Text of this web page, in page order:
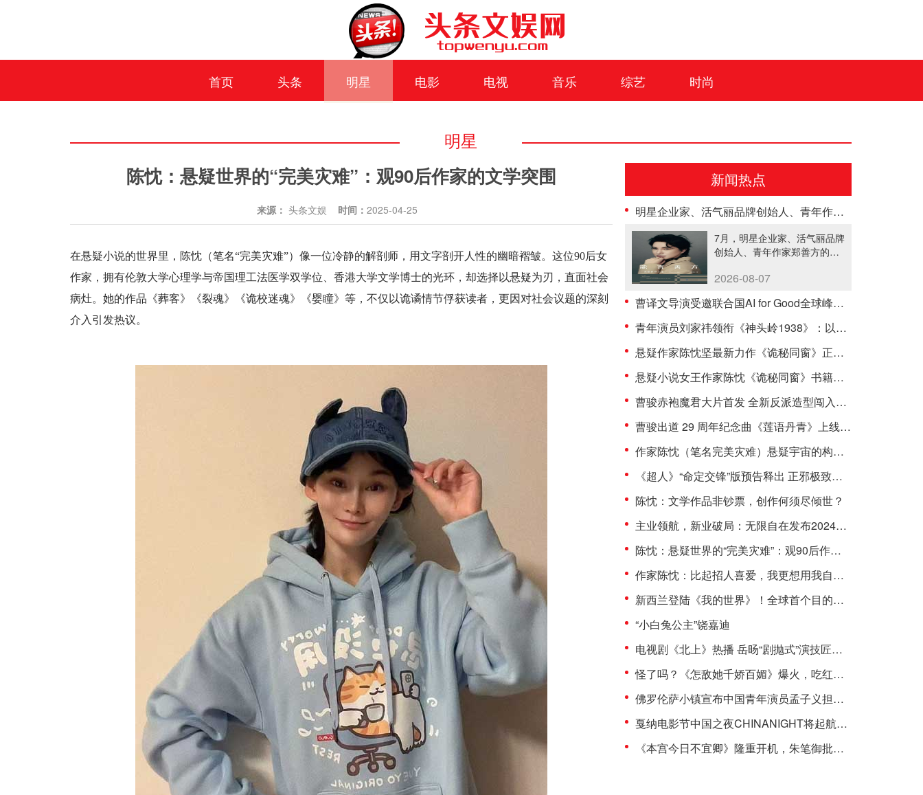
首页 头条 明星 电影 电视 音乐 综艺 时尚
明星
陈忱：悬疑世界的“完美灾难”：观90后作家的文学突围
来源： 头条文娱 时间： 2025-04-25
在悬疑小说的世界里，陈忱（笔名“完美灾难”）像一位冷静的解剖师，用文字剖开人性的幽暗褶皱。这位90后女
作家，拥有伦敦大学心理学与帝国理工法医学双学位、香港大学文学博士的光环，却选择以悬疑为刃，直面社会
病灶。她的作品《葬客》《裂魂》《诡校迷魂》《婴瞳》等，不仅以诡谲情节俘获读者，更因对社会议题的深刻
介入引发热议。
新闻热点
明星企业家、活气丽品牌创始人、青年作家郑善方首部自传发布， 书写跨界创业者的成长答卷
7月，明星企业家、活气丽品牌
创始人、青年作家郑善方的首
2026-08-07
曹译文导演受邀联合国AI for Good全球峰会 以AI影像传递向善力量
青年演员刘家祎领衔《神头岭1938》：以青春之热血，铸民族之脊梁
悬疑作家陈忱坚最新力作《诡秘同窗》正式出版 为悬疑文学市场注入全新活力
悬疑小说女王作家陈忱《诡秘同窗》书籍刊印 解密精彩看点
曹骏赤袍魔君大片首发 全新反派造型闯入Ai赛道
曹骏出道 29 周年纪念曲《莲语丹青》上线：古韵诉坚守，侠气赴前路
作家陈忱（笔名完美灾难）悬疑宇宙的构建者 理性与感性的角力
《超人》“命定交锋”版预告释出 正邪极致对抗 7月11日银幕巨献
陈忱：文学作品非钞票，创作何须尽倾世？
主业领航，新业破局：无限自在发布2024年报 共筑发展新高度
陈忱：悬疑世界的“完美灾难”：观90后作家的文学突围
作家陈忱：比起招人喜爱，我更想用我自己的方式去表达
新西兰登陆《我的世界》！全球首个目的地游戏模组震撼上线
“小白兔公主”饶嘉迪
电视剧《北上》热播 岳旸“剧抛式”演技匠心诠释运河人生
怪了吗？《怎敌她千娇百媚》爆火，吃红利的竟是“镶边公主”饶嘉迪！
佛罗伦萨小镇宣布中国青年演员孟子义担任品牌代言人
戛纳电影节中国之夜CHINANIGHT将起航，以影为媒推动文旅新发展
《本宫今日不宜卿》隆重开机，朱笔御批引爆朝堂暗战